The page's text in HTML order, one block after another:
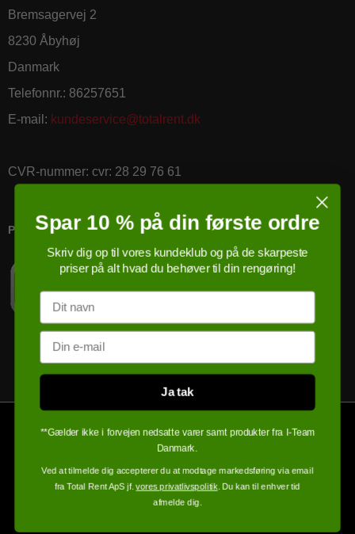
Bremsagervej 2
8230 Åbyhøj
Danmark
Telefonnr.: 86257651
E-mail : kundeservice@totalrent.dk
CVR-nummer: cvr: 28 29 76 61
PRICERUNNER KØBSGARANTI
Spar 10 % på din første ordre
Skriv dig op til vores kundeklub og på de skarpeste
priser på alt hvad du behøver til din rengøring!
Navn
Email
Ja tak
**Gælder ikke i forvejen nedsatte varer samt produkter fra I-Team
Danmark.
Ved at tilmelde dig accepterer du at modtage markedsføring via email
fra Total Rent ApS jf.vores privatlivspolitik. Du kan til enhver tid
afmelde dig.